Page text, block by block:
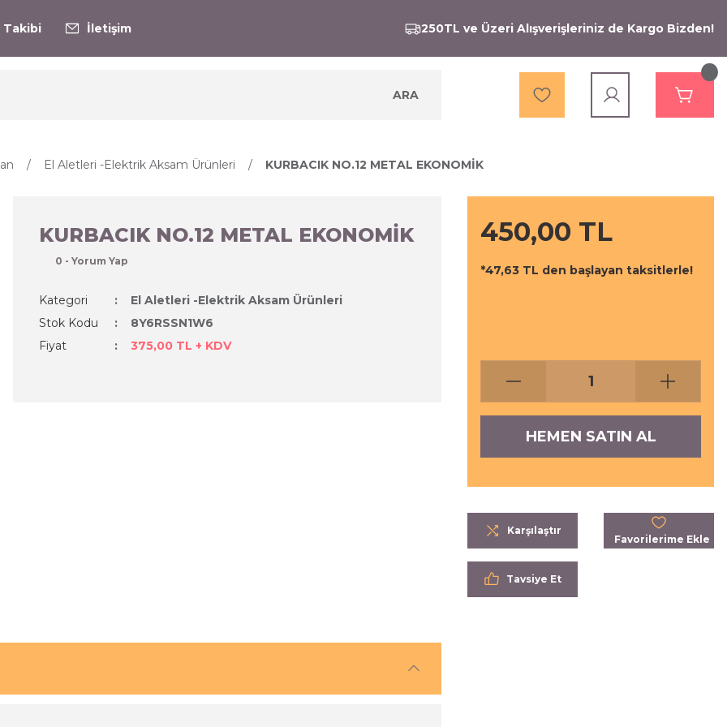
Takibi İletişim 250TL ve Üzeri Alışverişleriniz de Kargo Bizden!
ARA
El Aletleri -Elektrik Aksam Ürünleri KURBACIK NO.12 METAL EKONOMİK
KURBACIK NO.12 METAL EKONOMİK
0 - Yorum Yap
Kategori
El Aletleri -Elektrik Aksam Ürünleri
Stok Kodu
8Y6RSSN1W6
Fiyat
375,00 TL + KDV
450,00 TL
*47,63 TL den başlayan taksitlerle!
HEMEN SATIN AL
Karşılaştır
Tavsiye Et